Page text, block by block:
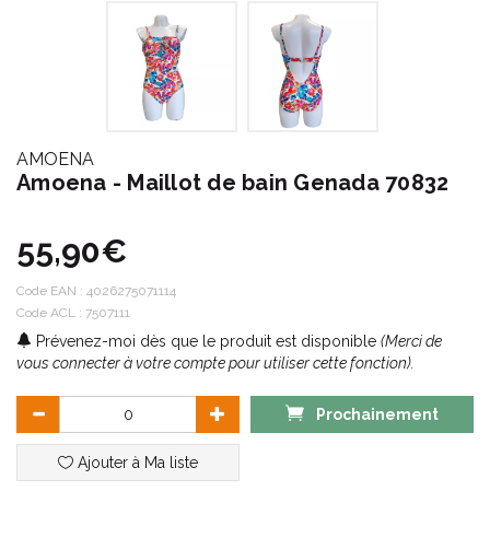
AMOENA
Amoena - Maillot de bain Genada 70832
55,90€
Code EAN : 4026275071114
Code ACL : 7507111
Prévenez-moi dès que le produit est disponible (Merci de
vous connecter à votre compte pour utiliser cette fonction).
Prochainement
Ajouter à Ma liste